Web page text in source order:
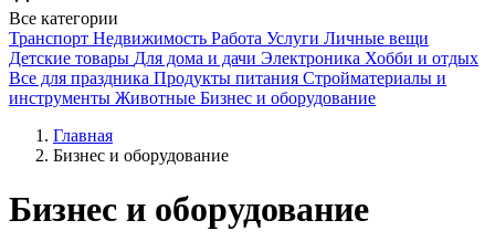
Все категории
Транспорт Недвижимость Работа Услуги Личные вещи
Детские товары Для дома и дачи Электроника Хобби и отдых
Все для праздника Продукты питания Стройматериалы и
инструменты Животные Бизнес и оборудование
Главная
Бизнес и оборудование
Бизнес и оборудование